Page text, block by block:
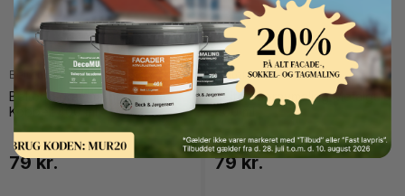
Belton
Belton Spraymaling Chrome
Kobber 400 ml
79 kr.
Belton
Belton Spraymaling Metalguld
400 ml
79 kr.
Button Text